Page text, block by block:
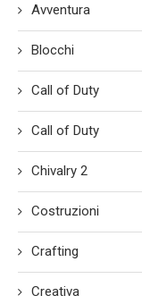
Avventura
Blocchi
Call of Duty
Call of Duty
Chivalry 2
Costruzioni
Crafting
Creativa